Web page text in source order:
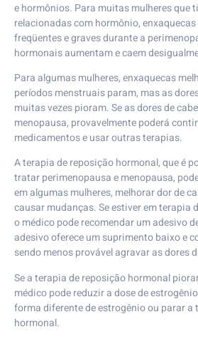
e hormônios. Para muitas mulheres que
relacionadas com hormônio,
freqüentes e graves durante a
hormonais aumentam e caem
Para algumas mulheres, enxaquecas
períodos menstruais param, mas as
muitas vezes pioram. Se as dores de
menopausa, provavelmente poderá
medicamentos e usar outras terapias.
A terapia de reposição hormonal, que é
tratar perimenopausa e menopausa,
em algumas mulheres, melhorar dor de
causar mudanças. Se estiver em terapia
o médico pode recomendar um adesivo
adesivo oferece um suprimento baixo e
sendo menos provável agravar as dores
Se a terapia de reposição hormonal
médico pode reduzir a dose de
forma diferente de estrogênio ou parar a
hormonal.